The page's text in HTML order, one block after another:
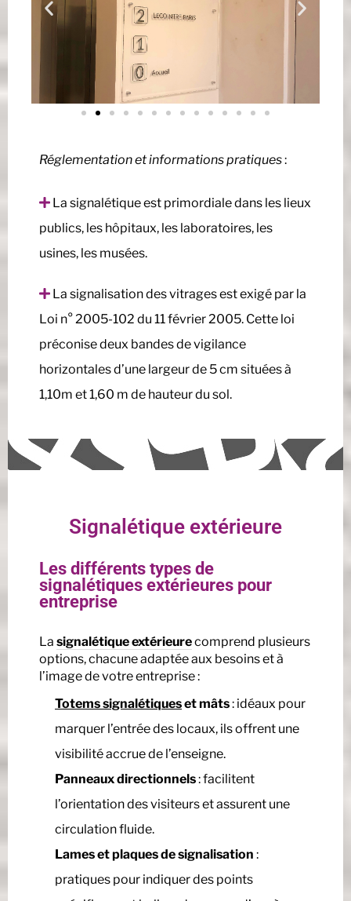
Réglementation et informations pratiques:
La signalétique est primordiale dans les lieux
publics, les hôpitaux, les laboratoires, les
usines, les musées.
La signalisation des vitrages est exigé par la
Loi n° 2005-102 du 11 février 2005. Cette loi
préconise deux bandes de vigilance
horizontales d’une largeur de 5 cm situées à
1,10m et 1,60 m de hauteur du sol.
Signalétique extérieure
Les différents types de
signalétiques extérieures pour
entreprise
La signalétique extérieurecomprend plusieurs
options, chacune adaptée aux besoins et à
l’image de votre entreprise :
Totems signalétiqueset mâts: idéaux pour
marquer l’entrée des locaux, ils offrent une
visibilité accrue de l’enseigne.
Panneaux directionnels: facilitent
l’orientation des visiteurs et assurent une
circulation fluide.
Lames et plaques de signalisation :
pratiques pour indiquer des points